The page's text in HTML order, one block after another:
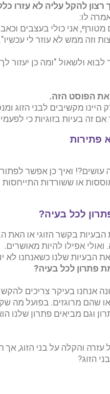
להקל עליה לא עזרו
לו:
מטורף, אני כולי בעצבים
וזה ממש לא עוזר לי עכשיו".
לבוא ולשאול "ומה כן
את הפוסט הזה.
היינו מקשיבים לבני הזוג
זה בעיות בזוגיות כי
ואיך כן אפשר לפתור
או ששורדות התייחסות
לכל בעיה?
בקשר הזוגי או האת
אפילו להיות מאושרים.
הבעיות שלנו כשאנחנו לא
פתרון לכל בעיה?
אנחנו בעיקר צריכים
שהם מרוגזים. בפועל מה
וגם מביאים פתרון שלנו
והקלה על בני הזוג,אך
הזוג?